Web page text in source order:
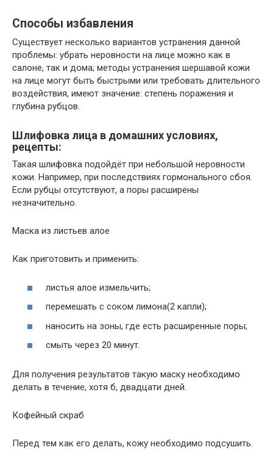
Способы избавления
Существует несколько вариантов устранения данной
проблемы: убрать неровности на лице можно как в
салоне, так и дома; методы устранения шершавой кожи
на лице могут быть быстрыми или требовать длительного
воздействия, имеют значение: степень поражения и
глубина рубцов.
Шлифовка лица в домашних условиях,
рецепты:
Такая шлифовка подойдёт при небольшой неровности
кожи. Например, при последствиях гормонального сбоя.
Если рубцы отсутствуют, а поры расширены
незначительно.
Маска из листьев алое
Как приготовить и применить:
листья алое измельчить;
перемешать с соком лимона(2 капли);
наносить на зоны, где есть расширенные поры;
смыть через 20 минут.
Для получения результатов такую маску необходимо
делать в течение, хотя б, двадцати дней.
Кофейный скраб
Перед тем как его делать, кожу необходимо подсушить.